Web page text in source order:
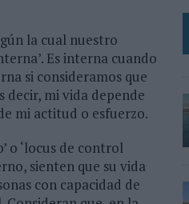
la cual nuestro
Es interna cuando
si consideramos que
decir, mi vida depende
mi actitud o esfuerzo.
o ‘locus de control
sienten que su vida
con capacidad de